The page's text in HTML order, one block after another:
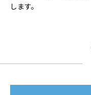
します。